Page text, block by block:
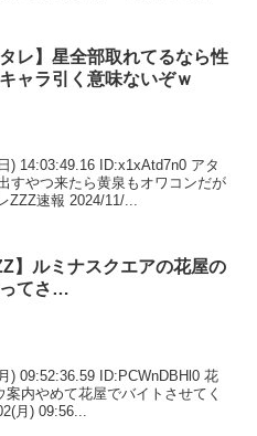
タレ】星全部取れてるなら性
ャラ引く意味ないぞｗ
) 14:03:49.16 ID:x1xAtd7n0 アタ
すやつ来たら黄泉もオワコンだが
ZZZ速報 2024/11/...
】ルミナスクエアの花屋の
てさ…
) 09:52:36.59 ID:PCWnDBHl0 花
内やめて花屋でバイトさせてく
月) 09:56...